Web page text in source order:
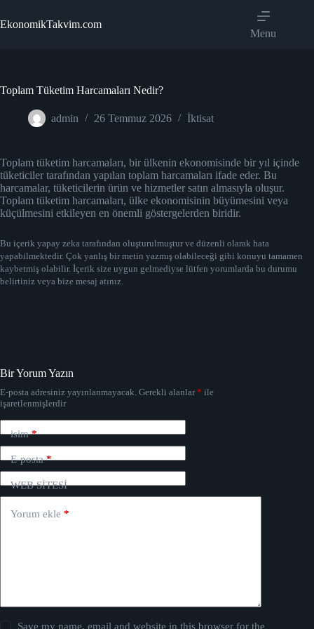
to
content
EkonomikTakvim.com
Menu
Toplam Tüketim Harcamaları Nedir?
admin 26 Temmuz 2026 İktisat
Toplam tüketim harcamaları, bir ülkenin ekonomisinde bir yıl içinde
tüketiciler tarafından yapılan toplam harcamaları ifade eder. Bu
harcamalar, tüketicilerin ürün ve hizmetler satın almasıyla oluşur.
Toplam tüketim harcamaları, ülke ekonomisinin büyümesini veya
küçülmesini etkileyen en önemli göstergelerden biridir.
Bu içerik yapay zeka tarafından oluşturulmuştur ve düzenli olarak hata
yapabilmektedir. Çok yanlış bir metin yazmış olabileceği gibi konuyu tamamen
kaybetmiş olabilir. İçerik size uygun gelmediyse lütfen yorumlarda bu durumu
belirtiniz veya bize mesaj atınız.
Bir Yorum Yazın
E-posta adresiniz yayınlanmayacak. Gerekli alanlar* ile
işaretlenmişlerdir
isim*
E-posta*
WEB SİTESİ
Yorum ekle *
Save my name, email and website in this browser for the